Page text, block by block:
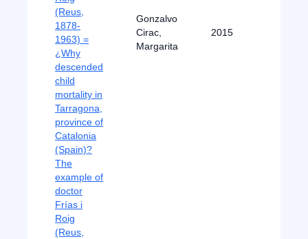
(Reus,
1878-
1963) =
¿Why
descended
child
mortality in
Tarragona,
province of
Catalonia
(Spain)?
The
example of
doctor
Frías i
Roig
(Reus,
Gonzalvo
Cirac,
Margarita
2015